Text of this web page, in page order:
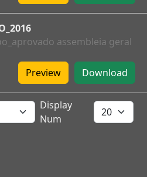
assembleia geral
Download
Preview
Display
Num